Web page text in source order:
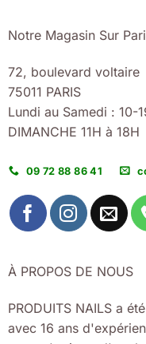
Notre Magasin Sur
72, boulevard voltaire
75011 PARIS
Lundi au Samedi : 10-
DIMANCHE 11H à 18H
09 72 88 86 41
À PROPOS DE NOUS
PRODUITS NAILS a
avec 16 ans